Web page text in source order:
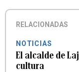
RELACIONADAS
NOTICIAS
El alcalde de
cultura